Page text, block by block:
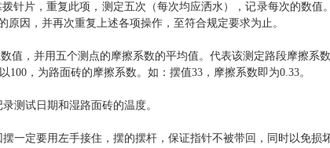
针片，重复此项，测定五次（每次均应洒水），记录每次的数值
因，并再次重复上述各项操作，至符合规定要求为止。
值，并用五个测点的摩擦系数的平均值。代表该测定路段摩擦系数
，为路面砖的摩擦系数。如：摆值33，摩擦系数即为0.33。
测试日期和湿路面砖的温度。
一定要用左手接住，摆的摆杆，保证指针不被带回，同时以免损